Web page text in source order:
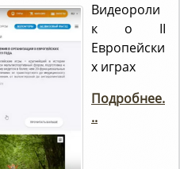
Видеороли
к о II
Европейски
х играх
Подробнее.
..